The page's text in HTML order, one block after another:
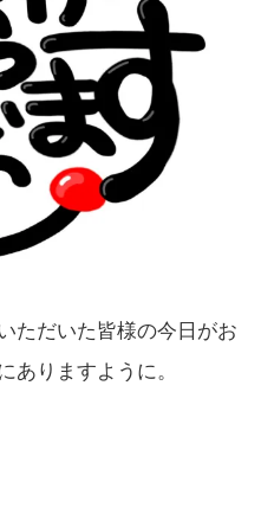
ただいた皆様の今日がお
ありますように。